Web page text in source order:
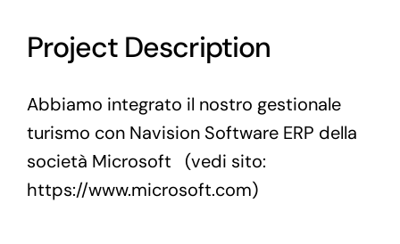
Project Description
Abbiamo integrato il nostro gestionale
turismo con Navision Software ERP della
società Microsoft (vedi sito:
https://www.microsoft.com)